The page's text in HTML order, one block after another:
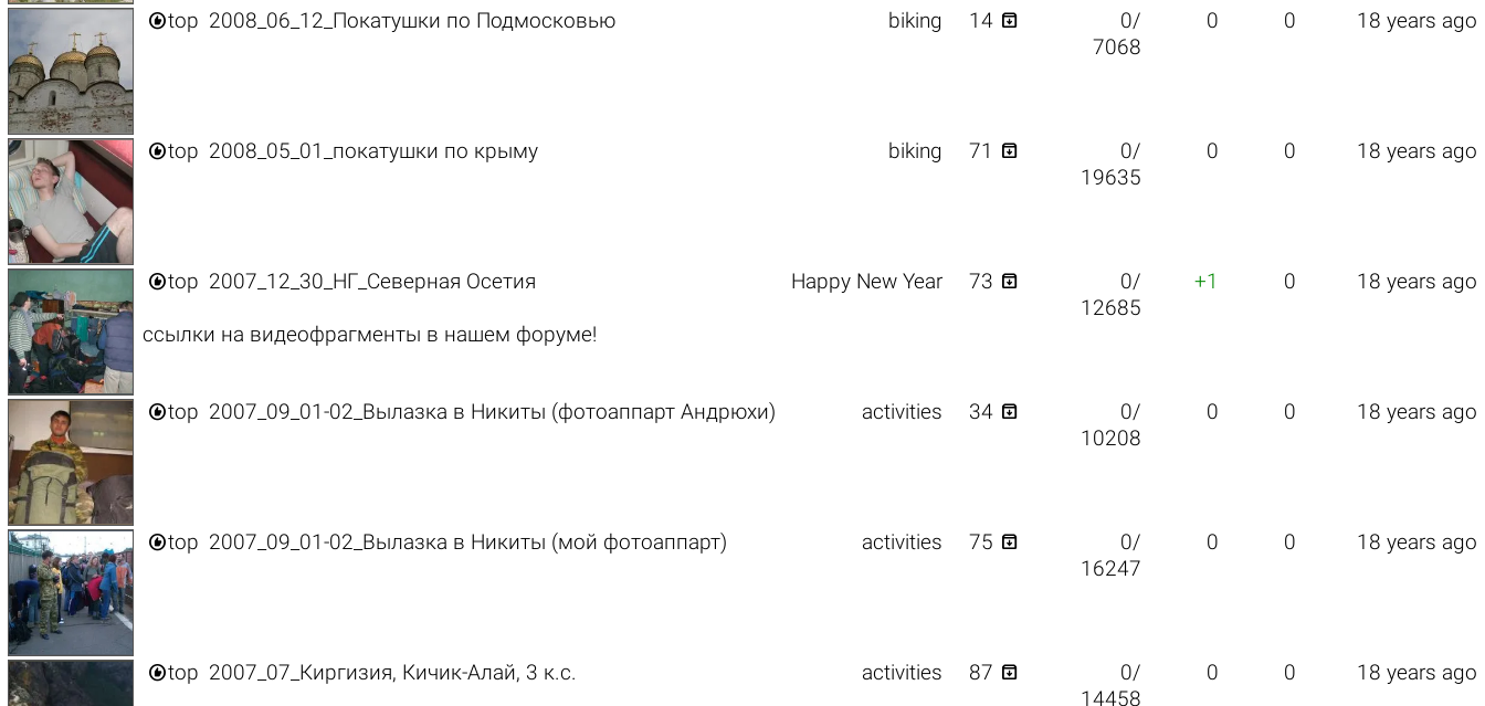
top 2008_06_12_Покатушки по Подмосковью biking 14 
0/
7068
0 0 18 years ago
top 2008_05_01_покатушки по крыму biking 71 
0/
19635
0 0 18 years ago
top 2007_12_30_НГ_Северная Осетия
ссылки на видеофрагменты в нашем форуме!
Happy New Year 73 
0/
12685
+1 0 18 years ago
top 2007_09_01-02_Вылазка в Никиты (фотоаппарт Андрюхи) activities 34 
0/
10208
0 0 18 years ago
top 2007_09_01-02_Вылазка в Никиты (мой фотоаппарт) activities 75 
0/
16247
0 0 18 years ago
top 2007_07_Киргизия, Кичик-Алай, 3 к.с. activities 87 
0/
14458
0 0 18 years ago